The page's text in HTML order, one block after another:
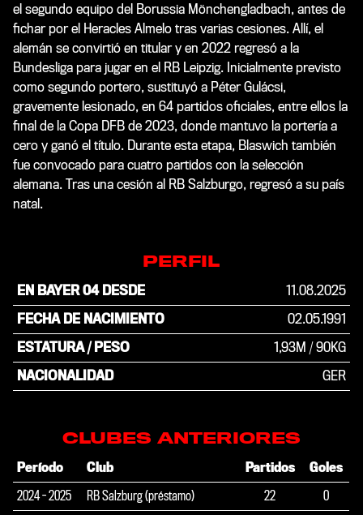
el segundo equipo del Borussia Mönchengladbach, antes de
fichar por el Heracles Almelo tras varias cesiones. Allí, el
alemán se convirtió en titular y en 2022 regresó a la
Bundesliga para jugar en el RB Leipzig. Inicialmente previsto
como segundo portero, sustituyó a Péter Gulácsi,
gravemente lesionado, en 64 partidos oficiales, entre ellos la
final de la Copa DFB de 2023, donde mantuvo la portería a
cero y ganó el título. Durante esta etapa, Blaswich también
fue convocado para cuatro partidos con la selección
alemana. Tras una cesión al RB Salzburgo, regresó a su país
natal.
PERFIL
EN BAYER 04 DESDE
11.08.2025
FECHA DE NACIMIENTO
02.05.1991
ESTATURA / PESO
1,93M /90KG
NACIONALIDAD
GER
CLUBES ANTERIORES
Período Club Partidos
Goles
2024 - 2025
RB Salzburg (préstamo) 22
0